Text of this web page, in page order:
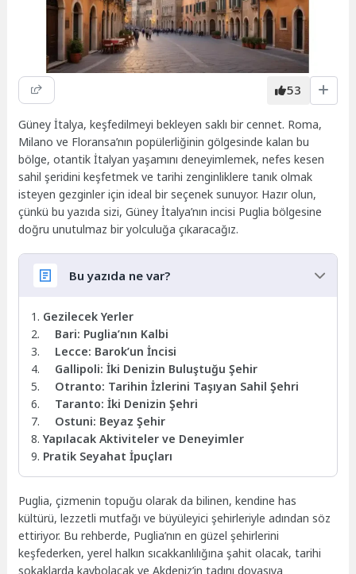
53
Güney İtalya, keşfedilmeyi bekleyen saklı bir cennet. Roma,
Milano ve Floransa’nın popülerliğinin gölgesinde kalan bu
bölge, otantik İtalyan yaşamını deneyimlemek, nefes kesen
sahil şeridini keşfetmek ve tarihi zenginliklere tanık olmak
isteyen gezginler için ideal bir seçenek sunuyor. Hazır olun,
çünkü bu yazıda sizi, Güney İtalya’nın incisi Puglia bölgesine
doğru unutulmaz bir yolculuğa çıkaracağız.
Bu yazıda ne var?
Gezilecek Yerler
Bari: Puglia’nın Kalbi
Lecce: Barok’un İncisi
Gallipoli: İki Denizin Buluştuğu Şehir
Otranto: Tarihin İzlerini Taşıyan Sahil Şehri
Taranto: İki Denizin Şehri
Ostuni: Beyaz Şehir
Yapılacak Aktiviteler ve Deneyimler
Pratik Seyahat İpuçları
Puglia, çizmenin topuğu olarak da bilinen, kendine has
kültürü, lezzetli mutfağı ve büyüleyici şehirleriyle adından söz
ettiriyor. Bu rehberde, Puglia’nın en güzel şehirlerini
keşfederken, yerel halkın sıcakkanlılığına şahit olacak, tarihi
sokaklarda kaybolacak ve Akdeniz’in tadını doyasıya